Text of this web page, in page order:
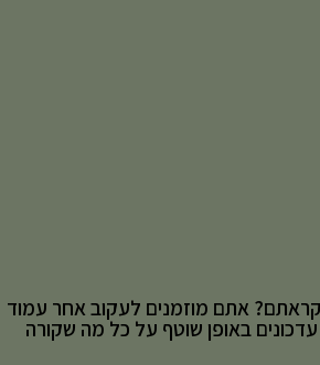
אתם מוזמנים לעקוב אחר עמוד
באופן שוטף על כל מה שקורה